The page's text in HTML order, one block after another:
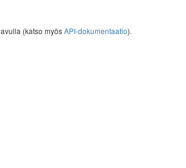
avulla (katso myösAPI-dokumentaatio).